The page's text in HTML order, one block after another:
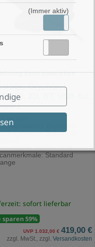
(Immer aktiv)
kann abweichen
Gryphon I
2D, BT, USB-Kit,
Imager
Bluetooth
Distanz (0-
Station: USB
Standard
sofort lieferbar
sparen 59%
UVP 1.032,00 € 419,00 €
zzgl. MwSt., zzgl. Versandkosten